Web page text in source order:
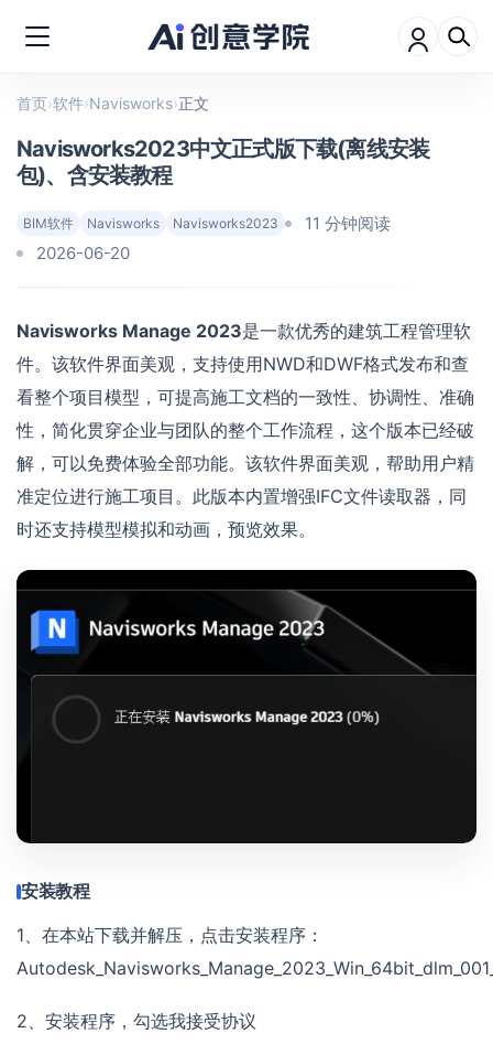
首页›软件›Navisworks›正文
Navisworks2023中文正式版下载(离线安装
包)、含安装教程
BIM软件 Navisworks Navisworks2023
11 分钟阅读
2026-06-20
Navisworks Manage 2023是一款优秀的建筑工程管理软
件。该软件界面美观，支持使用NWD和DWF格式发布和查
看整个项目模型，可提高施工文档的一致性、协调性、准确
性，简化贯穿企业与团队的整个工作流程，这个版本已经破
解，可以免费体验全部功能。该软件界面美观，帮助用户精
准定位进行施工项目。此版本内置增强IFC文件读取器，同
时还支持模型模拟和动画，预览效果。
安装教程
1、在本站下载并解压，点击安装程序：
2、安装程序，勾选我接受协议